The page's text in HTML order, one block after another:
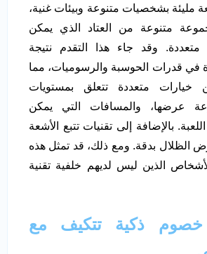
مليئة بشخصيات متنوعة وبيئات غنية،
متنوعة من العتاد الذي يمكن
وقد جاء هذا التقدم نتيجة
في قدرات الحوسبة والرسوميات، مما
خيارات متعددة تتعلق بمستويات
عرضها، والمسافات التي يمكن
بالإضافة إلى تقنيات تتبع الأشعة
الظلال بدقة. ومع ذلك، قد تمثل هذه
الذين ليس لديهم خلفية تقنية
خصوم ذكية تتكيف مع